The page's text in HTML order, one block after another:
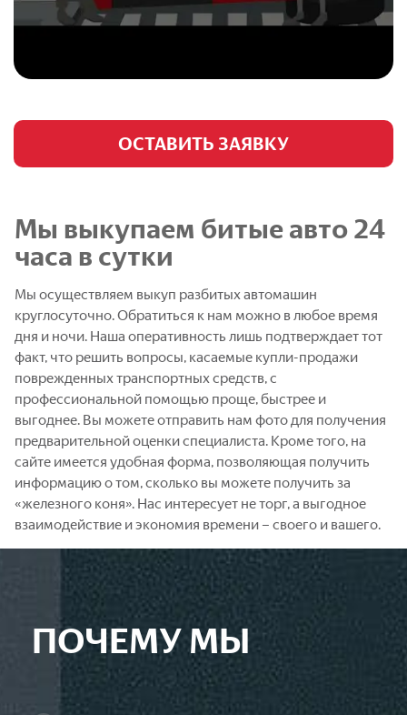
ОСТАВИТЬ ЗАЯВКУ
Мы выкупаем битые авто 24
часа в сутки
Мы осуществляем выкуп разбитых автомашин
круглосуточно. Обратиться к нам можно в любое время
дня и ночи. Наша оперативность лишь подтверждает тот
факт, что решить вопросы, касаемые купли-продажи
поврежденных транспортных средств, с
профессиональной помощью проще, быстрее и
выгоднее. Вы можете отправить нам фото для получения
предварительной оценки специалиста. Кроме того, на
сайте имеется удобная форма, позволяющая получить
информацию о том, сколько вы можете получить за
«железного коня». Нас интересует не торг, а выгодное
взаимодействие и экономия времени – своего и вашего.
ПОЧЕМУ МЫ